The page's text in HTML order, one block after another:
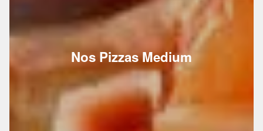
Nos Pizzas Medium